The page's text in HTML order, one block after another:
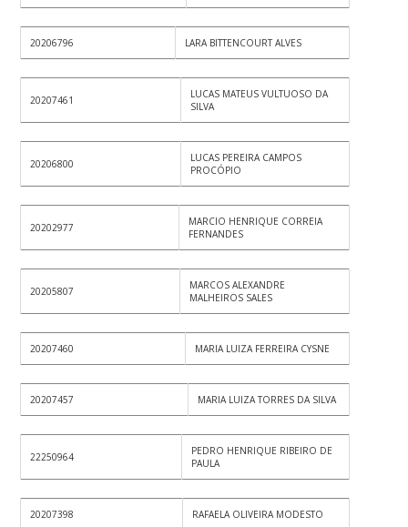
20206796 LARA BITTENCOURT ALVES
20207461
LUCAS MATEUS VULTUOSO DA
SILVA
20206800
LUCAS PEREIRA CAMPOS
PROCÓPIO
20202977
MARCIO HENRIQUE CORREIA
FERNANDES
20205807
MARCOS ALEXANDRE
MALHEIROS SALES
20207460 MARIA LUIZA FERREIRA CYSNE
20207457 MARIA LUIZA TORRES DA SILVA
22250964
PEDRO HENRIQUE RIBEIRO DE
PAULA
20207398 RAFAELA OLIVEIRA MODESTO